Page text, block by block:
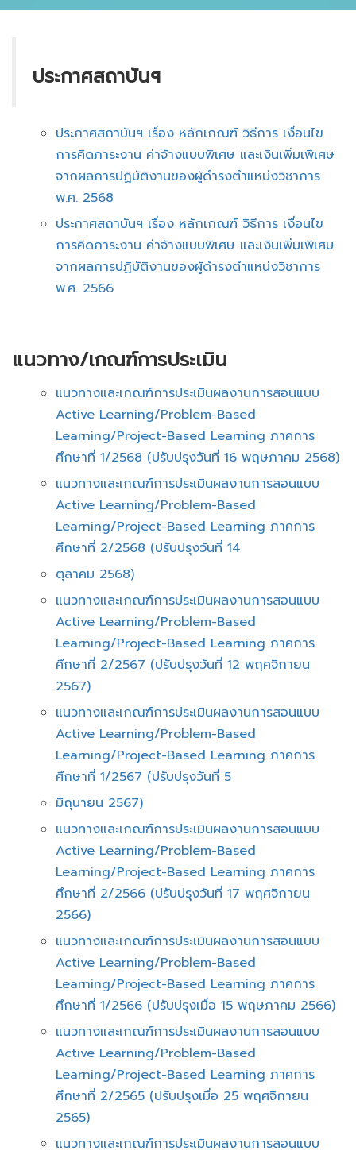
ประกาศสถาบันฯ
ประกาศสถาบันฯ เรื่อง หลักเกณฑ์ วิธีการ เงื่อนไข
การคิดภาระงาน ค่าจ้างแบบพิเศษ และเงินเพิ่มเพิเศษ
จากผลการปฏิบัติงานของผู้ดำรงตำแหน่งวิชาการ
พ.ศ. 2568
ประกาศสถาบันฯ เรื่อง หลักเกณฑ์ วิธีการ เงื่อนไข
การคิดภาระงาน ค่าจ้างแบบพิเศษ และเงินเพิ่มเพิเศษ
จากผลการปฏิบัติงานของผู้ดำรงตำแหน่งวิชาการ
พ.ศ. 2566
แนวทาง/เกณฑ์การประเมิน
แนวทางและเกณฑ์การประเมินผลงานการสอนแบบ
Active Learning/Problem-Based
Learning/Project-Based Learning ภาคการ
ศึกษาที่ 1/2568 (ปรับปรุงวันที่ 16 พฤษภาคม 2568)
แนวทางและเกณฑ์การประเมินผลงานการสอนแบบ
Active Learning/Problem-Based
Learning/Project-Based Learning ภาคการ
ศึกษาที่ 2/2568 (ปรับปรุงวันที่ 14
ตุลาคม 2568)
แนวทางและเกณฑ์การประเมินผลงานการสอนแบบ
Active Learning/Problem-Based
Learning/Project-Based Learning ภาคการ
ศึกษาที่ 2/2567 (ปรับปรุงวันที่ 12 พฤศจิกายน
2567)
แนวทางและเกณฑ์การประเมินผลงานการสอนแบบ
Active Learning/Problem-Based
Learning/Project-Based Learning ภาคการ
ศึกษาที่ 1/2567 (ปรับปรุงวันที่ 5
มิถุนายน 2567)
แนวทางและเกณฑ์การประเมินผลงานการสอนแบบ
Active Learning/Problem-Based
Learning/Project-Based Learning ภาคการ
ศึกษาที่ 2/2566 (ปรับปรุงวันที่ 17 พฤศจิกายน
2566)
แนวทางและเกณฑ์การประเมินผลงานการสอนแบบ
Active Learning/Problem-Based
Learning/Project-Based Learning ภาคการ
ศึกษาที่ 1/2566 (ปรับปรุงเมื่อ 15 พฤษภาคม 2566)
แนวทางและเกณฑ์การประเมินผลงานการสอนแบบ
Active Learning/Problem-Based
Learning/Project-Based Learning ภาคการ
ศึกษาที่ 2/2565 (ปรับปรุงเมื่อ 25 พฤศจิกายน
2565)
แนวทางและเกณฑ์การประเมินผลงานการสอนแบบ